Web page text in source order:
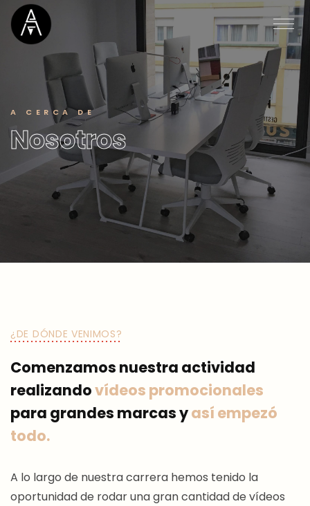
A CERCA DE
Nosotros
¿DE DÓNDE VENIMOS?
Comenzamos nuestra actividad
realizandovídeos promocionales
para grandes marcas yasí empezó
todo.
A lo largo de nuestra carrera hemos tenido la
oportunidad de rodar una gran cantidad de vídeos